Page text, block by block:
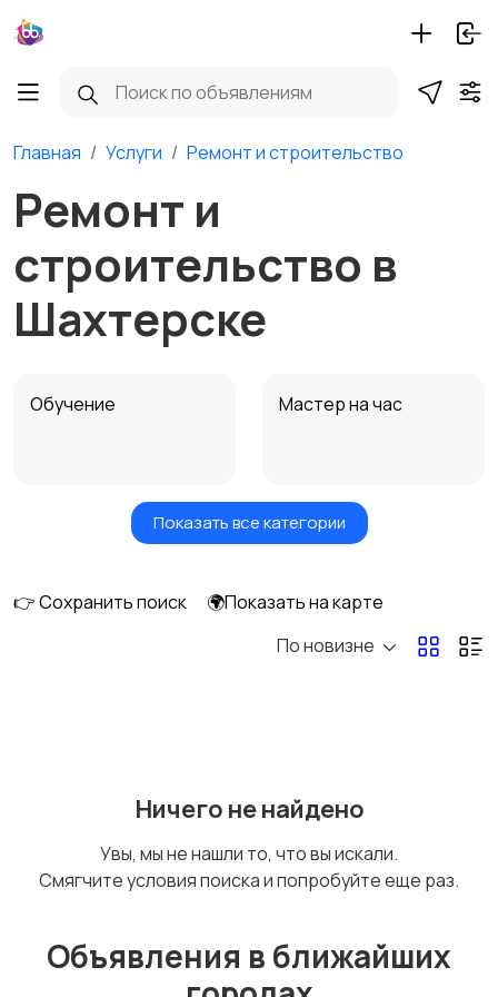
Главная Услуги Ремонт и строительство
Ремонт и
строительство в
Шахтерске
Обучение Мастер на час
Красота и здоровье
Транспорт,
IT, интернет, телеком
Показать все категории
👉 Сохранить поиск
🌍Показать на карте
По новизне
Ничего не найдено
Увы, мы не нашли то, что вы искали.
Смягчите условия поиска и попробуйте еще раз.
Объявления в ближайших